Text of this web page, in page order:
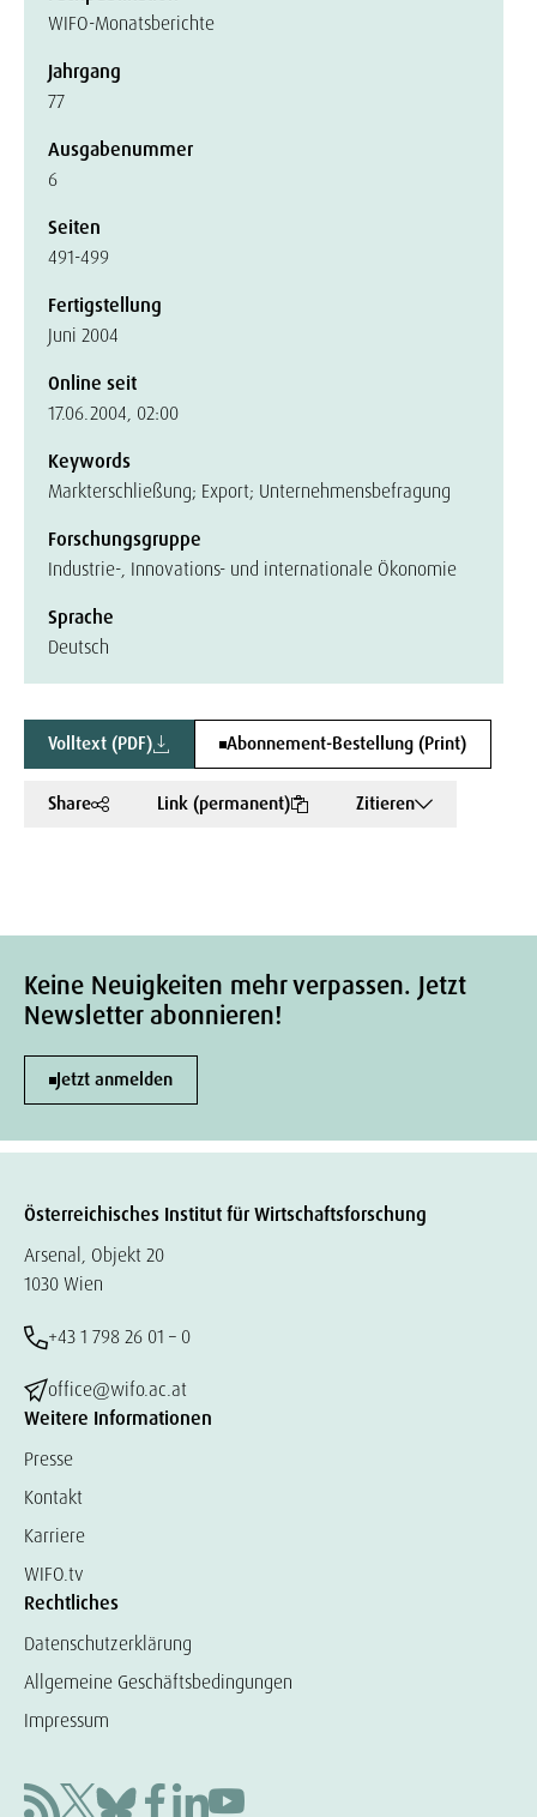
WIFO-Monatsberichte
Jahrgang
77
Ausgabenummer
6
Seiten
491-499
Fertigstellung
Juni 2004
Online seit
17.06.2004, 02:00
Keywords
Markterschließung; Export; Unternehmensbefragung
Forschungsgruppe
Industrie-, Innovations- und internationale Ökonomie
Sprache
Deutsch
Volltext (PDF) Abonnement-Bestellung (Print)
Share Link (permanent) Zitieren
Keine Neuigkeiten mehr verpassen. Jetzt
Newsletter abonnieren!
Jetzt anmelden
Österreichisches Institut für Wirtschaftsforschung
Arsenal, Objekt 20
1030 Wien
+43 1 798 26 01 – 0
office@wifo.ac.at
Weitere Informationen
Presse
Kontakt
Karriere
WIFO.tv
Rechtliches
Datenschutzerklärung
Allgemeine Geschäftsbedingungen
Impressum